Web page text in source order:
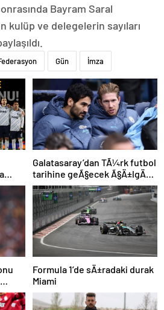
Bayram Saral
kulüp ve delegelerin sayıları
Gün İmza
Galatasaray’dan TÃ¼rk futbol
tarihine geÃ§ecek Ã§Ä±lgÄ±n
plan: Manchester City’den
Ã§ifte imza
Formula 1’de sÄ±radaki durak
Miami